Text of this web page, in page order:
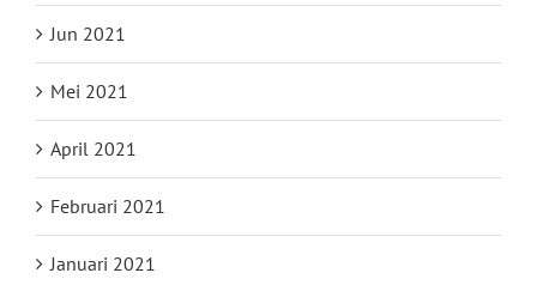
Jun 2021
Mei 2021
April 2021
Februari 2021
Januari 2021